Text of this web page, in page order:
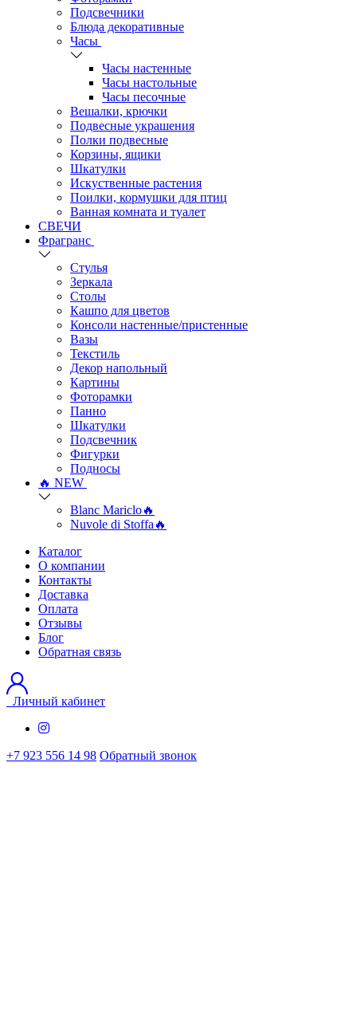
Подсвечники
Блюда декоративные
Часы
Часы настенные
Часы настольные
Часы песочные
Вешалки, крючки
Подвесные украшения
Полки подвесные
Корзины, ящики
Шкатулки
Искуственные растения
Поилки, кормушки для птиц
Ванная комната и туалет
СВЕЧИ
Фрагранс
Стулья
Зеркала
Столы
Кашпо для цветов
Консоли настенные/пристенные
Вазы
Текстиль
Декор напольный
Картины
Фоторамки
Панно
Шкатулки
Подсвечник
Фигурки
Подносы
🔥 NEW
Blanc Mariclo🔥
Nuvole di Stoffa🔥
Каталог
О компании
Контакты
Доставка
Оплата
Отзывы
Блог
Обратная связь
Личный кабинет
+7 923 556 14 98 Обратный звонок